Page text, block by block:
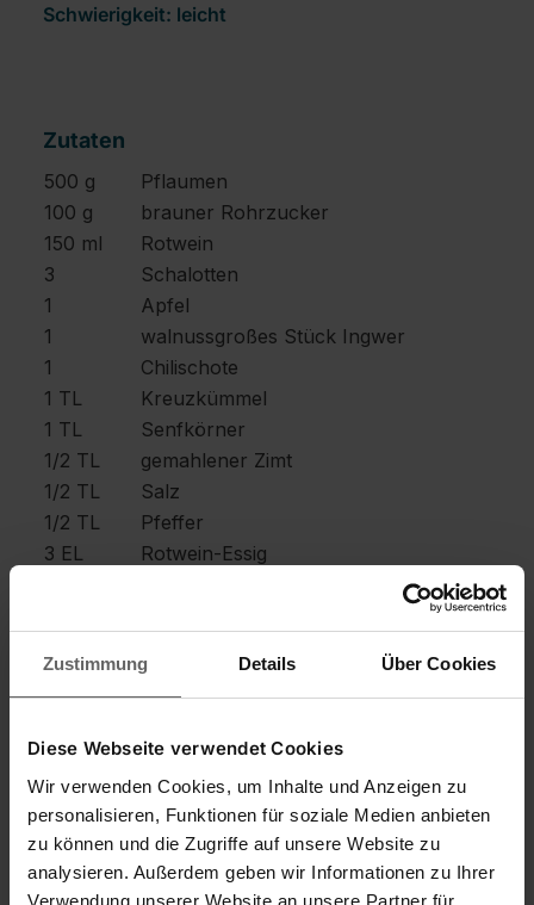
Zustimmung Details Über Cookies
Diese Webseite verwendet Cookies
Wir verwenden Cookies, um Inhalte und Anzeigen zu
personalisieren, Funktionen für soziale Medien anbieten
zu können und die Zugriffe auf unsere Website zu
analysieren. Außerdem geben wir Informationen zu Ihrer
Verwendung unserer Website an unsere Partner für
Schwierigkeit: leicht
Zutaten
500 g
Pflaumen
100 g
brauner Rohrzucker
150 ml
Rotwein
3
Schalotten
1
Apfel
1
walnussgroßes Stück Ingwer
1
Chilischote
1 TL
Kreuzkümmel
1 TL
Senfkörner
1/2 TL
gemahlener Zimt
1/2 TL
Salz
1/2 TL
Pfeffer
3 EL
Rotwein-Essig
Die Früchte zunächst waschen. Die
entsteinen. Den Apfel schälen, achteln und
entkernen.
Die Früchte zunächst waschen. Die
Pflaumen anschließend halbieren und
entsteinen. Den Apfel schälen, achteln und